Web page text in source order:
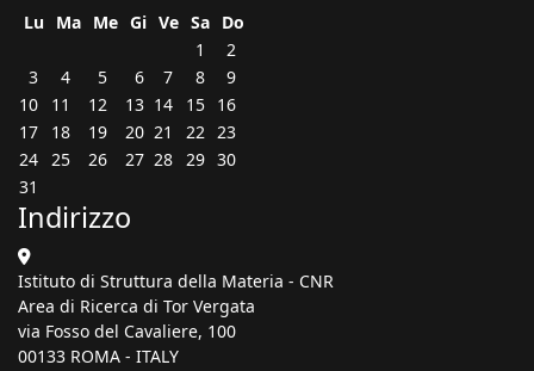
Lu Ma Me Gi Ve Sa Do
1
2
3
4 5 6 7 8
9
10
11 12 13 14 15 16
17
18 19 20 21 22 23
24 25 26 27 28 29 30
31
Indirizzo
Istituto di Struttura della Materia - CNR
Area di Ricerca di Tor Vergata
via Fosso del Cavaliere, 100
00133 ROMA - ITALY